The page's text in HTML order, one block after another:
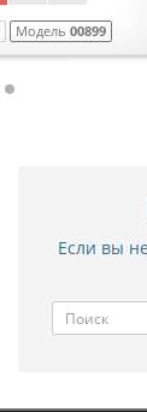
Модель 00899
Если вы